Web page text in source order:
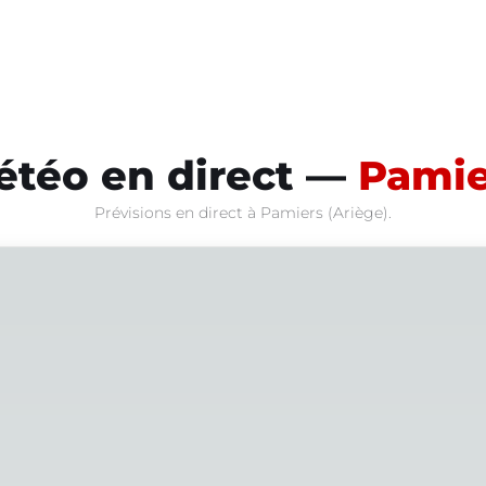
en direct —
Prévisions en direct à Pamiers (Ariège).